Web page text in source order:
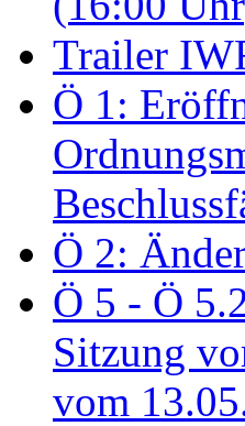
Trailer
Ö 1:
Ö 2:
Ö 5 - Ö
Sitzung
vom